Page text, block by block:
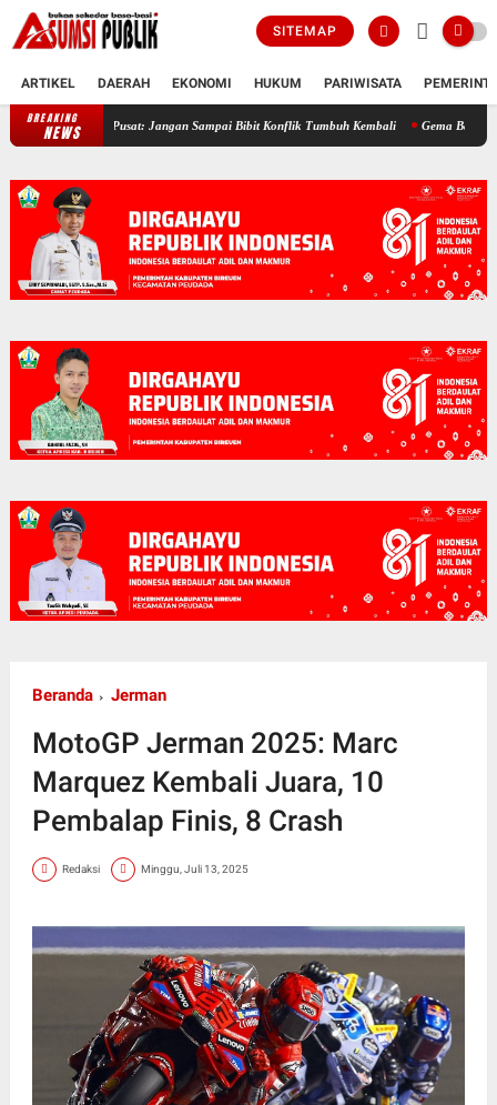
SITEMAP
ARTIKEL DAERAH EKONOMI HUKUM PARIWISATA
BREAKING
NEWS 21 Tahun Damai Aceh, JASA Bireuen Ingatkan Pemerintah Pusat: Jangan
Beranda Jerman
MotoGP Jerman 2025: Marc
Marquez Kembali Juara, 10
Pembalap Finis, 8 Crash
Redaksi Minggu, Juli 13, 2025